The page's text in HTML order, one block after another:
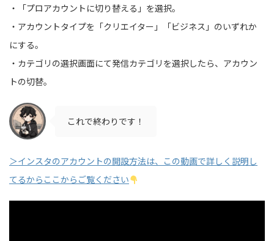
・「プロアカウントに切り替える」を選択。
・アカウントタイプを「クリエイター」「ビジネス」のいずれか
にする。
・カテゴリの選択画面にて発信カテゴリを選択したら、アカウン
トの切替。
これで終わりです！
＞インスタのアカウントの開設方法は、この動画で詳しく説明し
てるからここからご覧ください